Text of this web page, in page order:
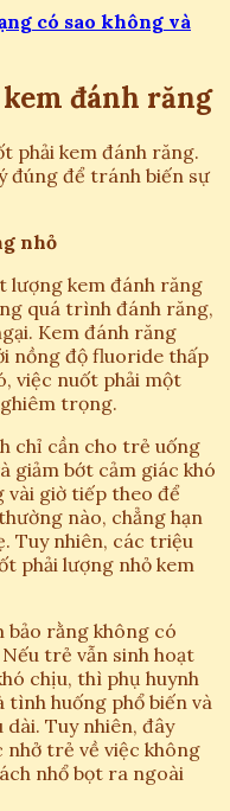
có sao không và
đánh răng
phải kem đánh răng.
đúng để tránh biến sự
nhỏ
lượng kem đánh răng
quá trình đánh răng,
Kem đánh răng
nồng độ fluoride thấp
việc nuốt phải một
trọng.
chỉ cần cho trẻ uống
giảm bớt cảm giác khó
vài giờ tiếp theo để
nào, chẳng hạn
Tuy nhiên, các triệu
phải lượng nhỏ kem
bảo rằng không có
trẻ vẫn sinh hoạt
chịu, thì phụ huynh
huống phổ biến và
dài. Tuy nhiên, đây
nhở trẻ về việc không
nhổ bọt ra ngoài